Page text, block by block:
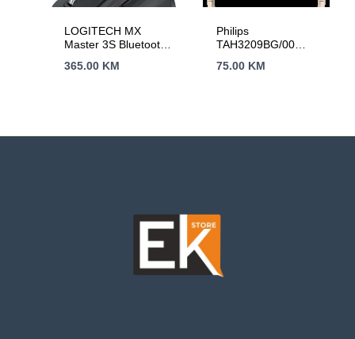
LOGITECH MX
Master 3S Bluetooth
365.00 KM
Philips
TAH3209BG/00
wireless
75.00 KM